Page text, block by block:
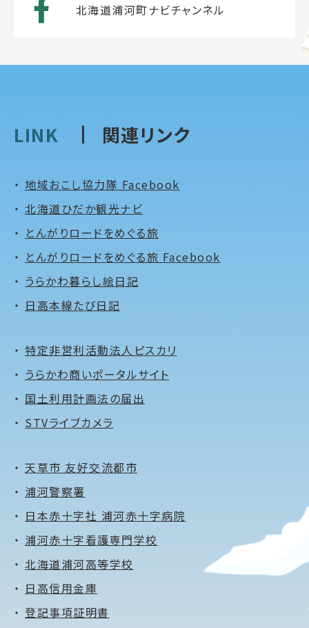
北海道浦河町ナビチャンネル
LINK 関連リンク
地域おこし協力隊 Facebook
北海道ひだか観光ナビ
とんがりロードをめぐる旅
とんがりロードをめぐる旅 Facebook
うらかわ暮らし絵日記
日高本線たび日記
特定非営利活動法人ピスカリ
うらかわ商いポータルサイト
国土利用計画法の届出
STVライブカメラ
天草市 友好交流都市
浦河警察署
日本赤十字社 浦河赤十字病院
浦河赤十字看護専門学校
北海道浦河高等学校
日高信用金庫
登記事項証明書